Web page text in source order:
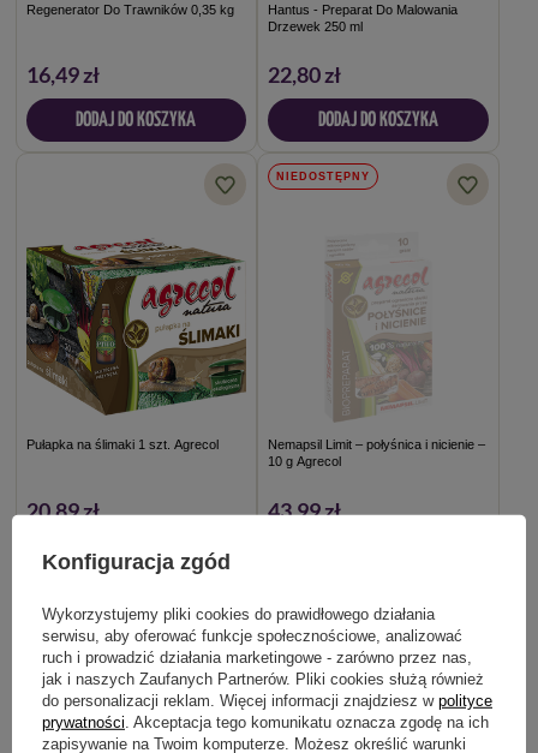
Regenerator Do Trawników 0,35 kg
16,49 zł
DODAJ DO KOSZYKA
Hantus - Preparat Do Malowania
Drzewek 250 ml
22,80 zł
DODAJ DO KOSZYKA
Pułapka na ślimaki 1 szt. Agrecol
20,89 zł
DODAJ DO KOSZYKA
NIEDOSTĘPNY
Nemapsil Limit – połyśnica i nicienie –
10 g Agrecol
43,99 zł
NIEDOSTĘPNY NIEDOSTĘPNY
100% NATURALNY
Konfiguracja zgód
Wykorzystujemy pliki cookies do prawidłowego działania
serwisu, aby oferować funkcje społecznościowe, analizować
ruch i prowadzić działania marketingowe - zarówno przez nas,
jak i naszych Zaufanych Partnerów. Pliki cookies służą również
do personalizacji reklam. Więcej informacji znajdziesz w polityce
prywatności . Akceptacja tego komunikatu oznacza zgodę na ich
zapisywanie na Twoim komputerze. Możesz określić warunki